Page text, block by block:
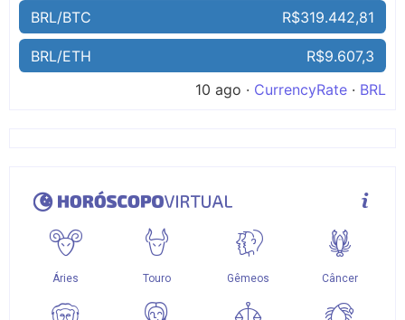
BRL/BTC R$319.442,81
BRL/ETH
R$9.607,3
10 ago · CurrencyRate · BRL